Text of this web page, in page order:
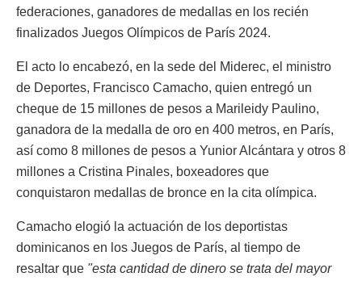
federaciones, ganadores de medallas en los recién
finalizados Juegos Olímpicos de París 2024.
El acto lo encabezó, en la sede del Miderec, el ministro
de Deportes, Francisco Camacho, quien entregó un
cheque de 15 millones de pesos a Marileidy Paulino,
ganadora de la medalla de oro en 400 metros, en París,
así como 8 millones de pesos a Yunior Alcántara y otros 8
millones a Cristina Pinales, boxeadores que
conquistaron medallas de bronce en la cita olímpica.
Camacho elogió la actuación de los deportistas
dominicanos en los Juegos de París, al tiempo de
resaltar que "esta cantidad de dinero se trata del mayor